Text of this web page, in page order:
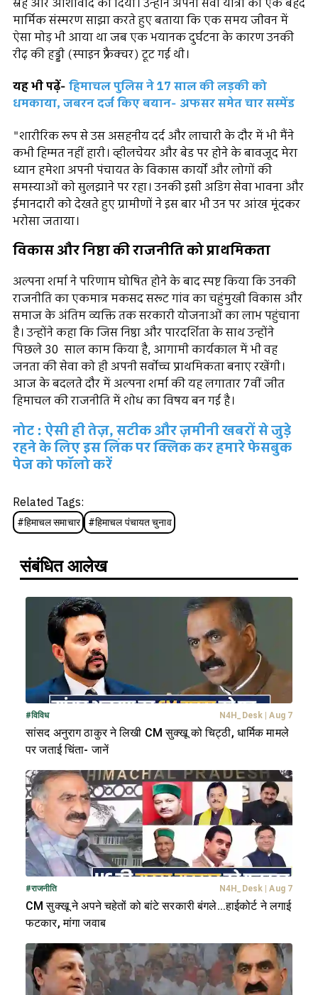
स्नेह और आशीर्वाद को दिया। उन्होंने अपनी सेवा यात्रा का एक बेहद
मार्मिक संस्मरण साझा करते हुए बताया कि एक समय जीवन में
ऐसा मोड़ भी आया था जब एक भयानक दुर्घटना के कारण उनकी
रीढ़ की हड्डी (स्पाइन फ्रैक्चर) टूट गई थी।
यह भी पढ़ें- हिमाचल पुलिस ने 17 साल की लड़की को
धमकाया, जबरन दर्ज किए बयान- अफसर समेत चार सस्पेंड
"शारीरिक रूप से उस असहनीय दर्द और लाचारी के दौर में भी मैंने
कभी हिम्मत नहीं हारी। व्हीलचेयर और बेड पर होने के बावजूद मेरा
ध्यान हमेशा अपनी पंचायत के विकास कार्यों और लोगों की
समस्याओं को सुलझाने पर रहा। उनकी इसी अडिग सेवा भावना और
ईमानदारी को देखते हुए ग्रामीणों ने इस बार भी उन पर आंख मूंदकर
भरोसा जताया।
विकास और निष्ठा की राजनीति को प्राथमिकता
अल्पना शर्मा ने परिणाम घोषित होने के बाद स्पष्ट किया कि उनकी
राजनीति का एकमात्र मकसद सरूट गांव का चहुंमुखी विकास और
समाज के अंतिम व्यक्ति तक सरकारी योजनाओं का लाभ पहुंचाना
है। उन्होंने कहा कि जिस निष्ठा और पारदर्शिता के साथ उन्होंने
पिछले 30 साल काम किया है, आगामी कार्यकाल में भी वह
जनता की सेवा को ही अपनी सर्वोच्च प्राथमिकता बनाए रखेंगी।
आज के बदलते दौर में अल्पना शर्मा की यह लगातार 7वीं जीत
हिमाचल की राजनीति में शोध का विषय बन गई है।
नोट : ऐसी ही तेज़, सटीक और ज़मीनी खबरों से जुड़े
रहने के लिए इस लिंक पर क्लिक कर हमारे फेसबुक
पेज को फॉलो करें
Related Tags:
#हिमाचल समाचार #हिमाचल पंचायत चुनाव
संबंधित आलेख
#विविध N4H_Desk Aug 7
सांसद अनुराग ठाकुर ने लिखी CM सुक्खू को चिट्ठी, धार्मिक मामले
पर जताई चिंता- जानें
#राजनीति N4H_Desk Aug 7
CM सुक्खू ने अपने चहेतों को बांटे सरकारी बंगले...हाईकोर्ट ने लगाई
फटकार, मांगा जवाब